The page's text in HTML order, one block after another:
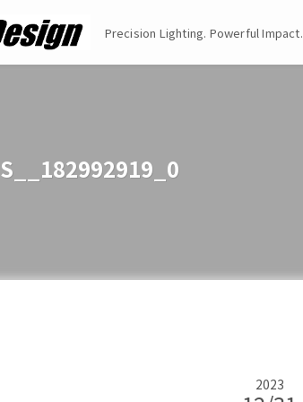
Precision Lighting. Powerful Impact.
S__182992919_0
2023